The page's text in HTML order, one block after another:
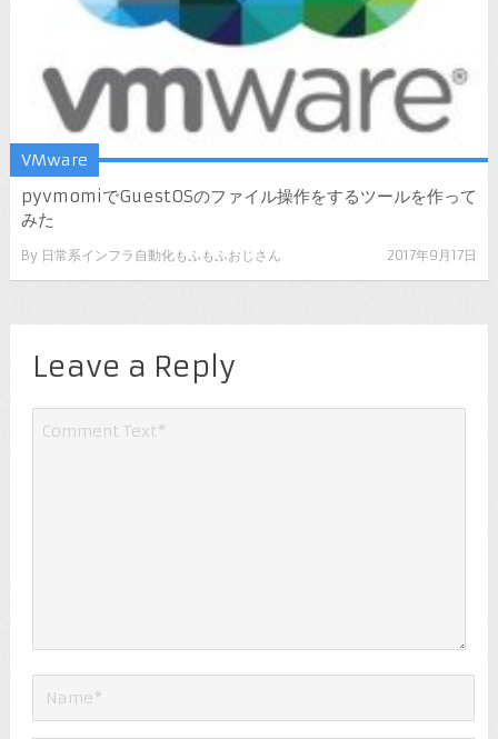
VMware
pyvmomiでGuestOSのファイル操作をするツールを作って
みた
By 日常系インフラ自動化もふもふおじさん 2017年9月17日
Leave a Reply